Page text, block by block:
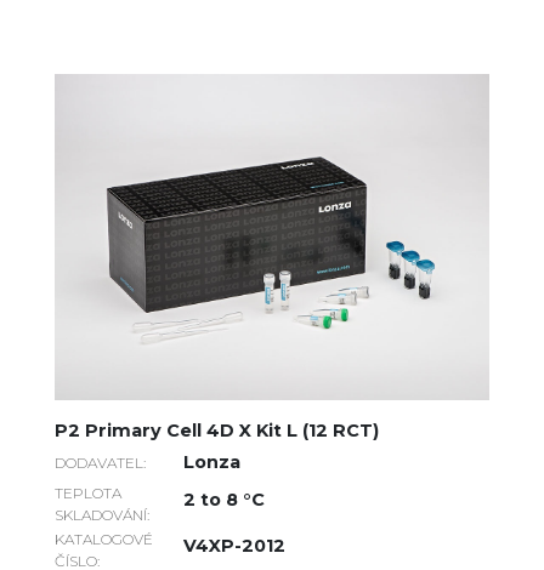
P2 Primary Cell 4D X Kit L (12 RCT)
DODAVATEL: Lonza
TEPLOTA
SKLADOVÁNÍ:
2 to 8 °C
KATALOGOVÉ
ČÍSLO:
V4XP-2012